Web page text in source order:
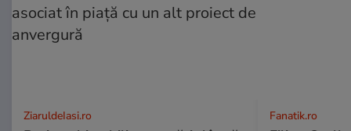
ZiaruldeIasi.ro Fanatik.ro